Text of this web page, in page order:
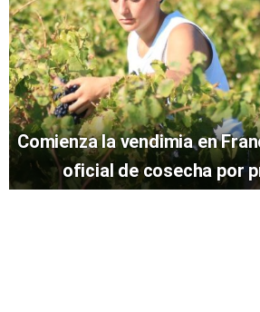
Comienza la vendimia en
oficial de cosecha por